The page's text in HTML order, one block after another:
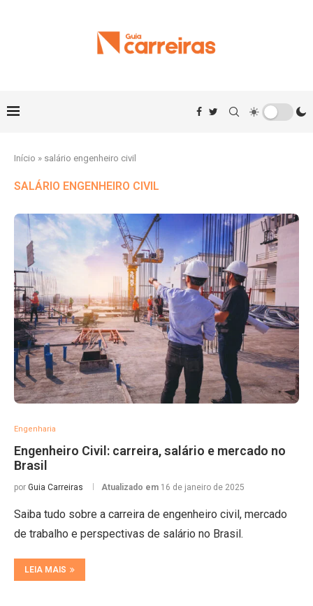
Início » salário engenheiro civil
SALÁRIO ENGENHEIRO CIVIL
Engenharia
Engenheiro Civil: carreira, salário e mercado no
Brasil
por Guia Carreiras Atualizado em 16 de janeiro de 2025
Saiba tudo sobre a carreira de engenheiro civil, mercado
de trabalho e perspectivas de salário no Brasil.
LEIA MAIS